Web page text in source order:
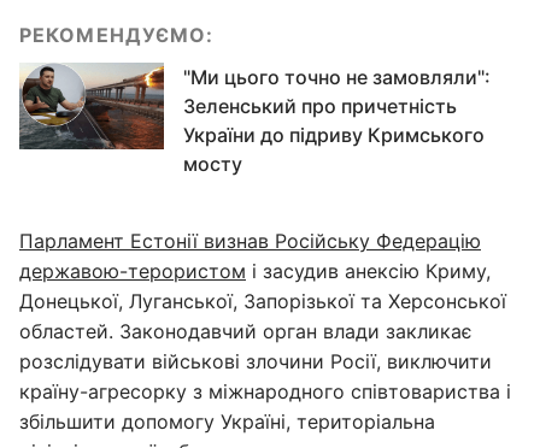
РЕКОМЕНДУЄМО:
"Ми цього точно не замовляли":
Зеленський про причетність
України до підриву Кримського
мосту
Парламент Естонії визнав Російську Федерацію
державою-терористом і засудив анексію Криму,
Донецької, Луганської, Запорізької та Херсонської
областей. Законодавчий орган влади закликає
розслідувати військові злочини Росії, виключити
країну-агресорку з міжнародного співтовариства і
збільшити допомогу Україні, територіальна